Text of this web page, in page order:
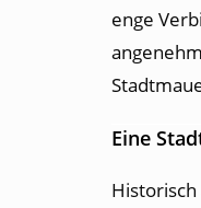
enge
Eine